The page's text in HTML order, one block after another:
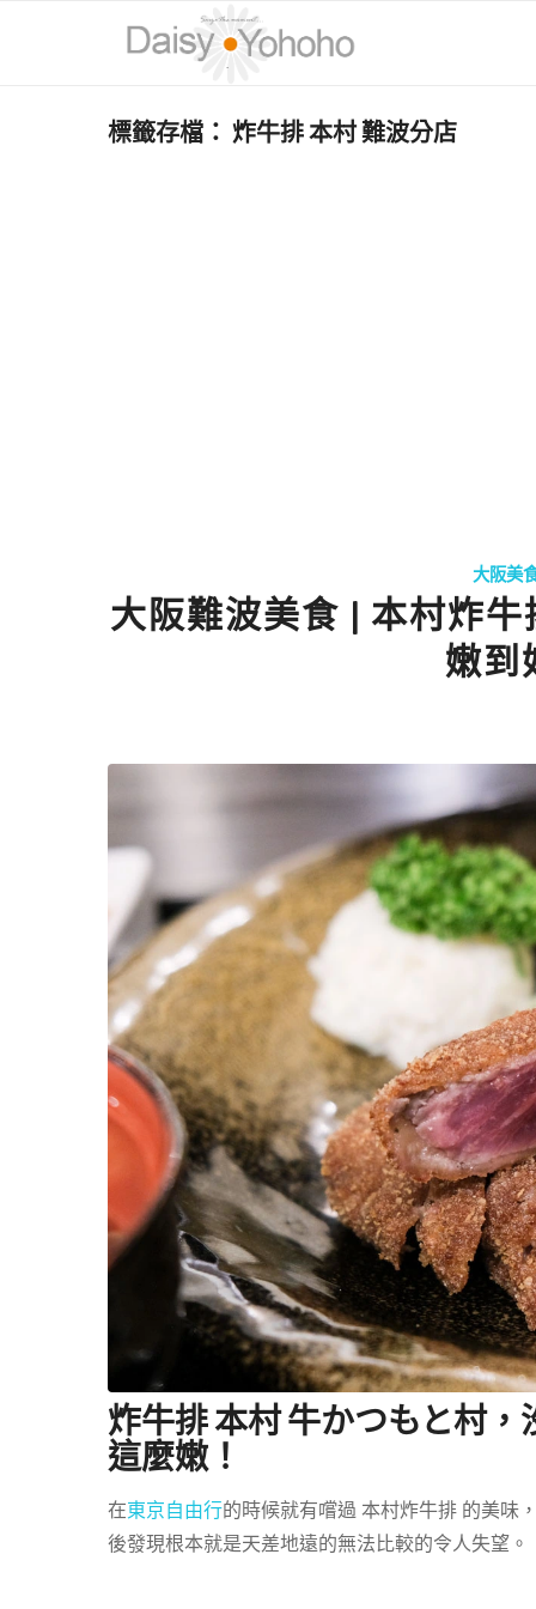
標籤存檔：炸牛排 本村 難波分店
大阪美
大阪難波美食 | 本村炸
嫩到
炸牛排 本村 牛かつもと村
這麼嫩！
在東京自由行的時候就有嚐過 本村炸牛排 的美味
後發現根本就是天差地遠的無法比較的令人失望。